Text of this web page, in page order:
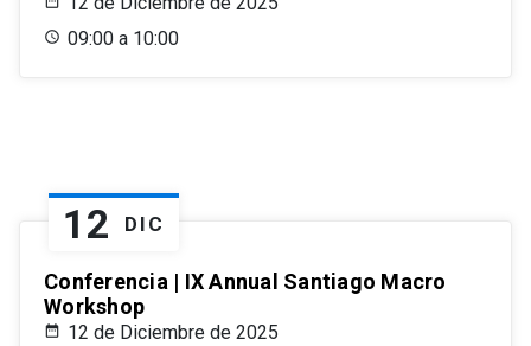
09:00 a 10:00
12 DIC
Conferencia | IX Annual Santiago Macro
Workshop
12 de Diciembre de 2025